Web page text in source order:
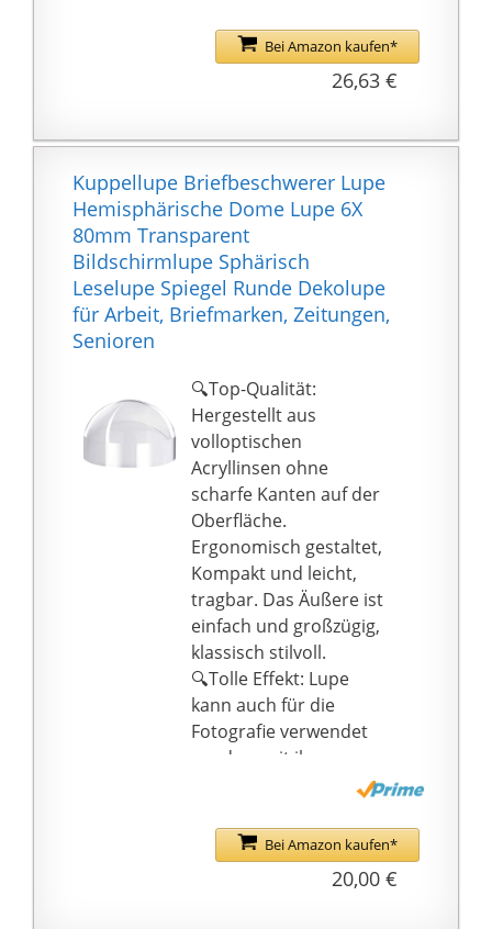
Bei Amazon kaufen*
26,63 €
Kuppellupe Briefbeschwerer Lupe
Hemisphärische Dome Lupe 6X
80mm Transparent
Bildschirmlupe Sphärisch
Leselupe Spiegel Runde Dekolupe
für Arbeit, Briefmarken, Zeitungen,
Senioren
🔍Top-Qualität:
Hergestellt aus
volloptischen
Acryllinsen ohne
scharfe Kanten auf der
Oberfläche.
Ergonomisch gestaltet,
Kompakt und leicht,
tragbar. Das Äußere ist
einfach und großzügig,
klassisch stilvoll.
🔍Tolle Effekt: Lupe
kann auch für die
Fotografie verwendet
werden, mit ihm, um
die Welt auf den Kopf
oder draußen, Sie
können Ihre eigene
einzigartige Fotokunst
Bei Amazon kaufen*
20,00 €